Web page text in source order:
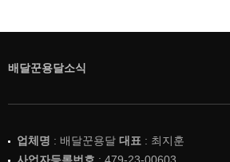
배달꾼용달소식
업체명 : 배달꾼용달 대표 : 최지훈